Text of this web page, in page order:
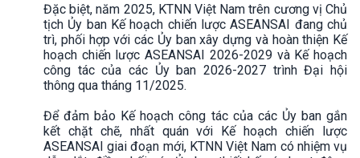
Đặc biệt, năm 2025, KTNN Việt Nam trên cương vị Chủ
tịch Ủy ban Kế hoạch chiến lược ASEANSAI đang chủ
trì, phối hợp với các Ủy ban xây dựng và hoàn thiện Kế
hoạch chiến lược ASEANSAI 2026-2029 và Kế hoạch
công tác của các Ủy ban 2026-2027 trình Đại hội
thông qua tháng 11/2025.
Để đảm bảo Kế hoạch công tác của các Ủy ban gắn
kết chặt chẽ, nhất quán với Kế hoạch chiến lược
ASEANSAI giai đoạn mới, KTNN Việt Nam có nhiệm vụ